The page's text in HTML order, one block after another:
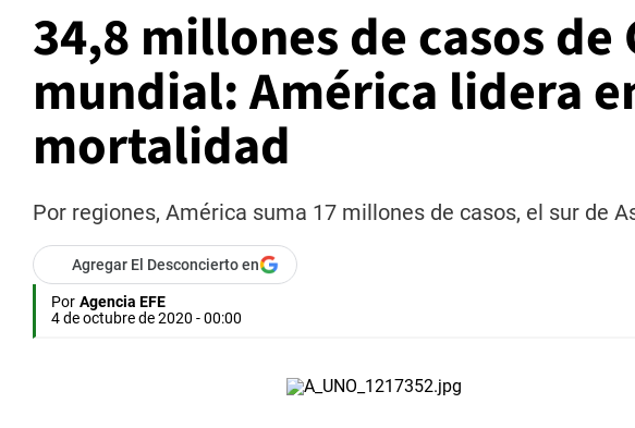
34,8 millones de casos de
mundial: América lidera
mortalidad
Por regiones, América suma 17 millones de casos, el sur de
Agregar El Desconcierto en
Por Agencia EFE
4 de octubre de 2020 - 00:00